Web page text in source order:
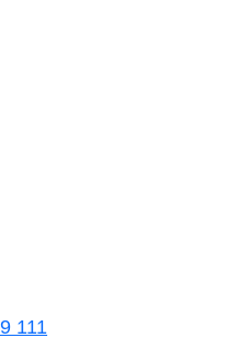
111